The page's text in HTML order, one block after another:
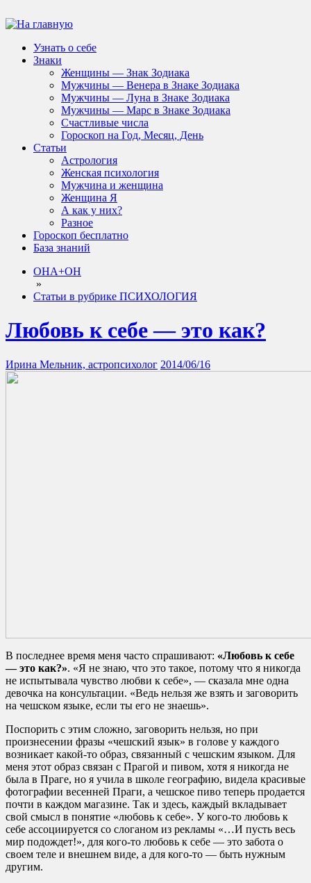
Узнать о себе
Знаки
Женщины — Знак Зодиака
Мужчины — Венера в Знаке Зодиака
Мужчины — Луна в Знаке Зодиака
Мужчины — Марс в Знаке Зодиака
Счастливые числа
Гороскоп на Год, Месяц, День
Статьи
Астрология
Женская психология
Мужчина и женщина
Женщина Я
А как у них?
Разное
Гороскоп бесплатно
База знаний
ОНА+ОН
»
Статьи в рубрике ПСИХОЛОГИЯ
Любовь к себе — это как?
Ирина Мельник, астропсихолог 2014/06/16
В последнее время меня часто спрашивают: «Любовь к себе
— это как?». «Я не знаю, что это такое, потому что я никогда
не испытывала чувство любви к себе», — сказала мне одна
девочка на консультации. «Ведь нельзя же взять и заговорить
на чешском языке, если ты его не знаешь».
Поспорить с этим сложно, заговорить нельзя, но при
произнесении фразы «чешский язык» в голове у каждого
возникает какой-то образ, связанный с чешским языком. Для
меня этот образ связан с Прагой и пивом, хотя я никогда не
была в Праге, но я учила в школе географию, видела красивые
фотографии весенней Праги, а чешское пиво теперь продается
почти в каждом магазине. Так и здесь, каждый вкладывает
свой смысл в понятие «любовь к себе». У кого-то любовь к
себе ассоциируется со слоганом из рекламы «…И пусть весь
мир подождет!», для кого-то любовь к себе — это забота о
своем теле и внешнем виде, а для кого-то — быть нужным
другим.